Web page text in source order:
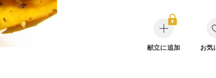
献立に追加 お気